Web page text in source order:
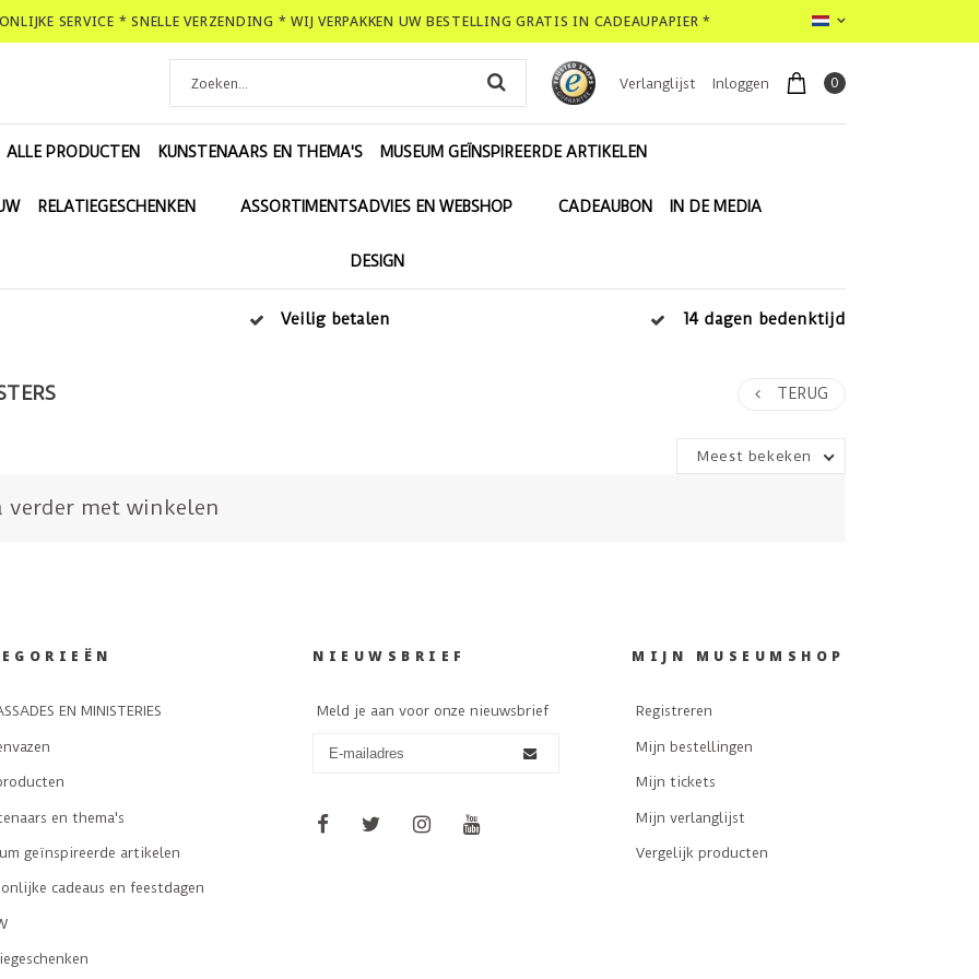
SERVICE * SNELLE VERZENDING * WIJ VERPAKKEN UW BESTELLING GRATIS IN CADEAUPAPIER *
Verlanglijst Inloggen 0
ALLE PRODUCTEN KUNSTENAARS EN THEMA'S MUSEUM GEÏNSPIREERDE ARTIKELEN
RELATIEGESCHENKEN ASSORTIMENTSADVIES EN WEBSHOP
DESIGN
CADEAUBON IN DE MEDIA
Veilig betalen 14 dagen bedenktijd
TERUG
Meest bekeken
verder met winkelen
EN MINISTERIES
en thema's
geïnspireerde artikelen
cadeaus en feestdagen
NIEUWSBRIEF
Meld je aan voor onze nieuwsbrief
MIJN MUSEUMSHOP
Registreren
Mijn bestellingen
Mijn tickets
Mijn verlanglijst
Vergelijk producten